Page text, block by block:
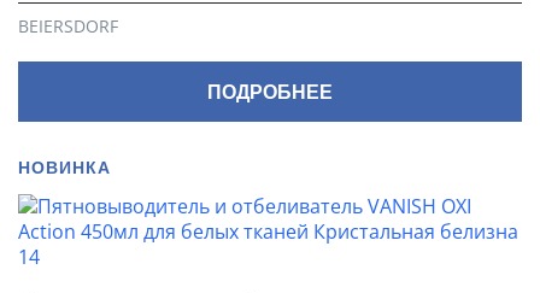
BEIERSDORF
ПОДРОБНЕЕ
НОВИНКА